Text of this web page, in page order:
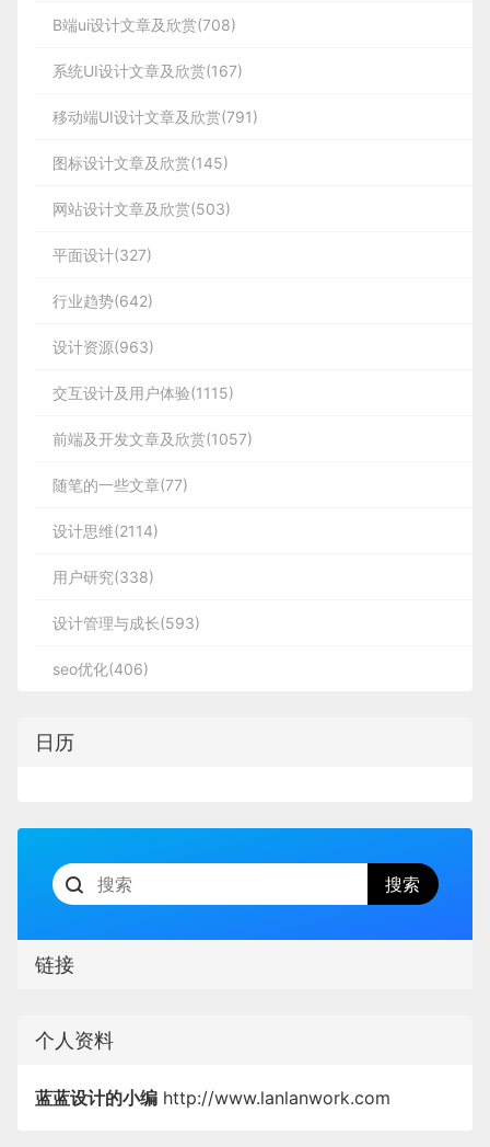
B端ui设计文章及欣赏(708)
系统UI设计文章及欣赏(167)
移动端UI设计文章及欣赏(791)
图标设计文章及欣赏(145)
网站设计文章及欣赏(503)
平面设计(327)
行业趋势(642)
设计资源(963)
交互设计及用户体验(1115)
前端及开发文章及欣赏(1057)
随笔的一些文章(77)
设计思维(2114)
用户研究(338)
设计管理与成长(593)
seo优化(406)
日历
链接
个人资料
蓝蓝设计的小编 http://www.lanlanwork.com